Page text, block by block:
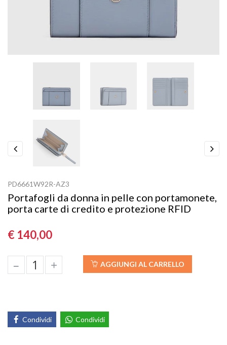
PD6661W92R-AZ3
Portafogli da donna in pelle con portamonete,
porta carte di credito e protezione RFID
€ 140,00
– + AGGIUNGI AL CARRELLO
Condividi Condividi